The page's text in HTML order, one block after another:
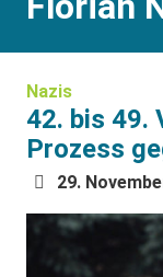
Nazis
42. bis 49.
Prozess
29.